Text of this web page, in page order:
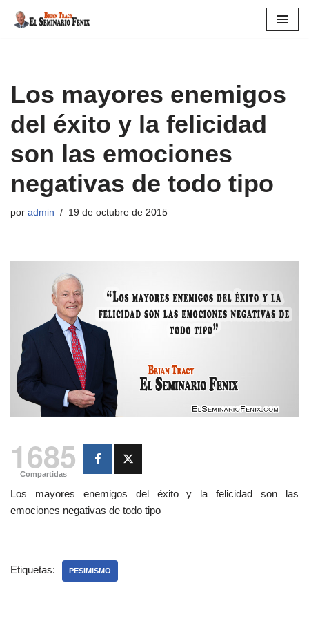
Los mayores enemigos
del éxito y la felicidad
son las emociones
negativas de todo tipo
por admin 19 de octubre de 2015
1685
Compartidas
Los mayores enemigos del éxito y la felicidad son las
emociones negativas de todo tipo
Etiquetas: PESIMISMO